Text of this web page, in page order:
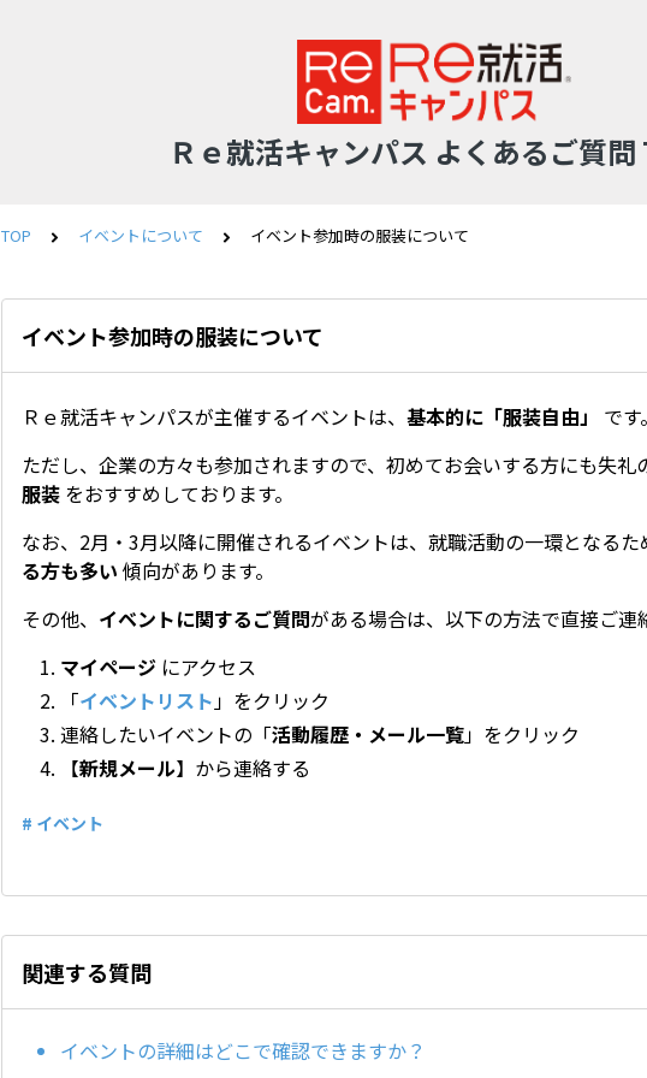
Ｒｅ就活キャンパス よくあるご質問
TOP イベントについて イベント参加時の服装について
イベント参加時の服装について
Ｒｅ就活キャンパスが主催するイベントは、 基本的に「服装自由」
です。
ただし、企業の方々も参加されますので、初めてお会いする方にも失礼
服装 をおすすめしております。
なお、2月・3月以降に開催されるイベントは、就職活動の一環となるた
る方も多い 傾向があります。
その他、 イベントに関するご質問がある場合は、以下の方法で直接ご連
マイページ にアクセス
「イベントリスト」をクリック
連絡したいイベントの「活動履歴・メール一覧」をクリック
【新規メール】から連絡する
# イベント
関連する質問
イベントの詳細はどこで確認できますか？